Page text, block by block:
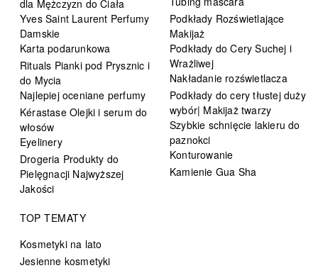
dla Mężczyzn do Ciała
Yves Saint Laurent Perfumy
Damskie
Karta podarunkowa
Rituals Pianki pod Prysznic i
do Mycia
Najlepiej oceniane perfumy
Kérastase Olejki i serum do
włosów
Eyelinery
Drogeria Produkty do
Pielęgnacji Najwyższej
Jakości
Podkłady Rozświetlające
Makijaż
Podkłady do Cery Suchej i
Wrażliwej
Nakładanie rozświetlacza
Podkłady do cery tłustej duży
wybór| Makijaż twarzy
Szybkie schnięcie lakieru do
paznokci
Konturowanie
Kamienie Gua Sha
TOP TEMATY
Kosmetyki na lato
Jesienne kosmetyki